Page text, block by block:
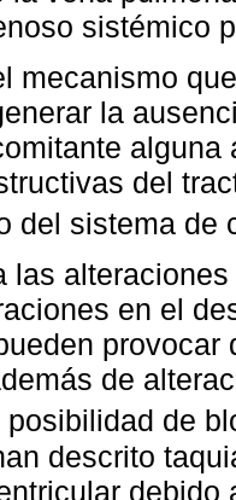
sistémico
mecanismo
la
del
del sistema de
las
en el
de
de
descrito